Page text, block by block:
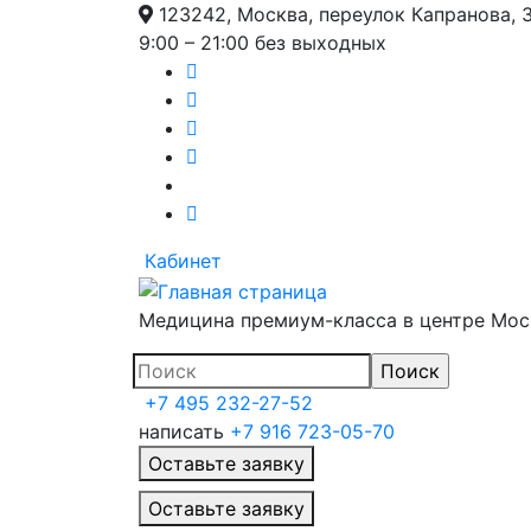
123242, Москва, переулок Капранова,
9:00 – 21:00 без выходных
Кабинет
Медицина премиум-класса в центре
+7 495 232-27-52
написать +7 916 723-05-70
Оставьте заявку
Главное меню
Оставьте заявку